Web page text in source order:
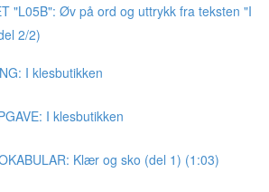
"L05B": Øv på ord og uttrykk fra teksten "I
2/2)
I klesbutikken
I klesbutikken
Klær og sko (del 1) (1:03)